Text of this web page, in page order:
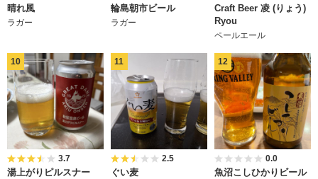
晴れ風
ラガー
輪島朝市ビール
ラガー
Craft Beer 凌 (りょう)
Ryou
ペールエール
3.7
湯上がりピルスナー
2.5
ぐい麦
0.0
魚沼こしひかりビール